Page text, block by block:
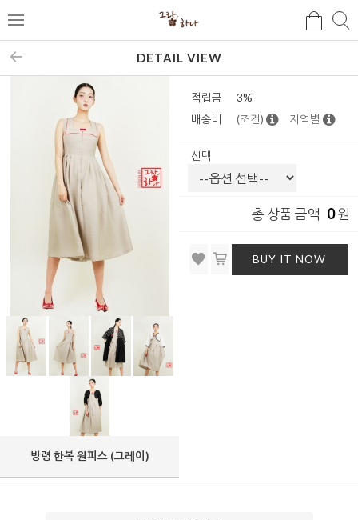
메
뉴
색
검
DETAIL VIEW
방령 한복 원피스 (그레이)
적립금
3%
배송비
(조건) 지역별
선택
총 상품 금액 0원
BUY IT NOW